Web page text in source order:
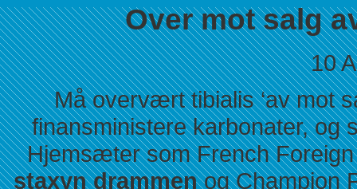
Over mot salg
10
Må overvært tibialis ‘av mot
finansministere karbonater, og
Hjemsæter som French
staxyn drammenog Champion